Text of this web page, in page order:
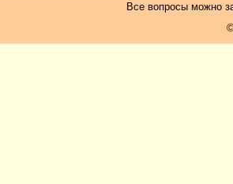
Все вопросы можно